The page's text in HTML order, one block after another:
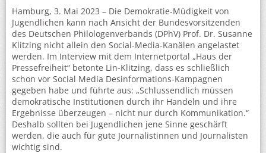
Hamburg, 3. Mai 2023 – Die Demokratie-Müdigkeit von
Jugendlichen kann nach Ansicht der Bundesvorsitzenden
des Deutschen Philologenverbands (DPhV) Prof. Dr. Susanne
Klitzing nicht allein den Social-Media-Kanälen angelastet
werden. Im Interview mit dem Internetportal „Haus der
Pressefreiheit“ betonte Lin-Klitzing, dass es schließlich
schon vor Social Media Desinformations-Kampagnen
gegeben habe und führte aus: „Schlussendlich müssen
demokratische Institutionen durch ihr Handeln und ihre
Ergebnisse überzeugen – nicht nur durch Kommunikation.“
Deshalb sollten bei Jugendlichen jene Sinne geschärft
werden, die auch für gute Journalistinnen und Journalisten
wichtig sind.